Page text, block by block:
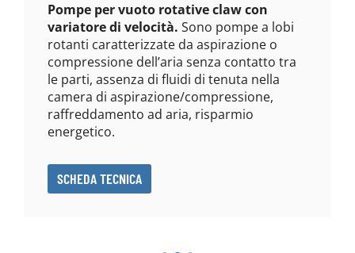
Pompe per vuoto rotative claw con
variatore di velocità. Sono pompe a lobi
rotanti caratterizzate da aspirazione o
compressione dell’aria senza contatto tra
le parti, assenza di fluidi di tenuta nella
camera di aspirazione/compressione,
raffreddamento ad aria, risparmio
energetico.
SCHEDA TECNICA